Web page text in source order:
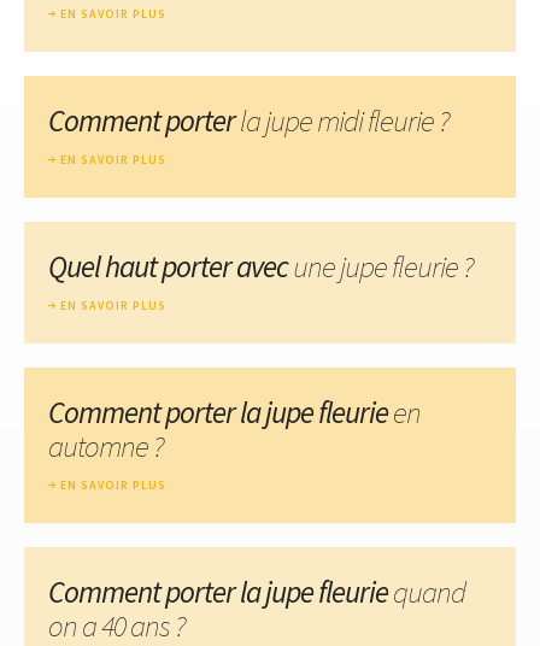
EN SAVOIR PLUS
Comment porterla jupe midi fleurie ?
EN SAVOIR PLUS
Quel haut porter avecune jupe fleurie ?
EN SAVOIR PLUS
Comment porter la jupe fleurieen
automne ?
EN SAVOIR PLUS
Comment porter la jupe fleuriequand
on a 40 ans ?